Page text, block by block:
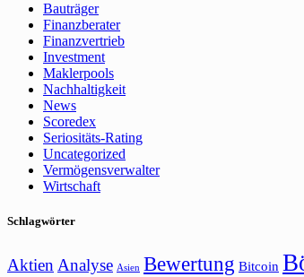
Bauträger
Finanzberater
Finanzvertrieb
Investment
Maklerpools
Nachhaltigkeit
News
Scoredex
Seriositäts-Rating
Uncategorized
Vermögensverwalter
Wirtschaft
Schlagwörter
Aktien Analyse Asien Bewertung Bitcoin